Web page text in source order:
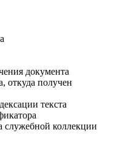
документа
откуда получен
текста
служебной коллекции